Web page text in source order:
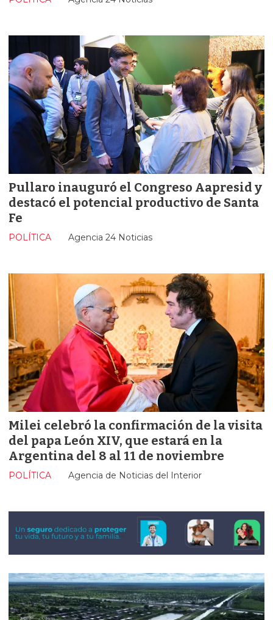
Pullaro inauguró el Congreso Aapresid y
destacó el potencial productivo de Santa
Fe
Agencia 24 Noticias
POLÍTICA
Milei celebró la confirmación de la visita
del papa León XIV, que estará en la
Argentina del 8 al 11 de noviembre
Agencia de Noticias del Interior
POLÍTICA